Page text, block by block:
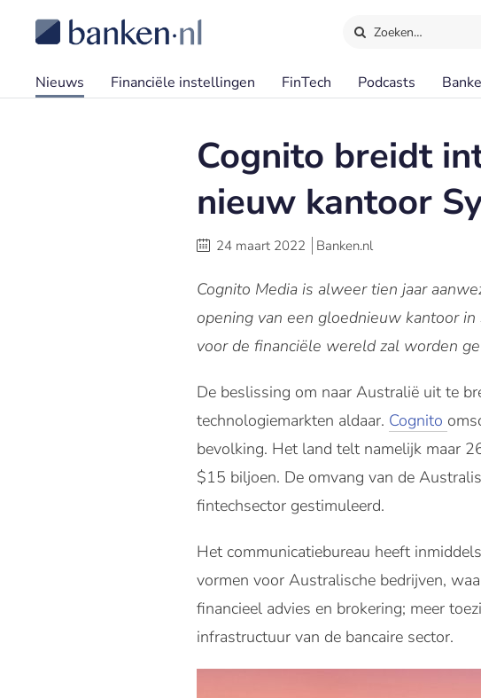
Zoeken…
Nieuws Financiële instellingen FinTech Podcasts
Cognito breidt
nieuw kantoor
24 maart 2022 Banken.nl
Cognito Media is alweer tien jaar
opening van een gloednieuw kantoor
voor de financiële wereld zal worden
De beslissing om naar Australië uit te
technologiemarkten aldaar. Cognito
bevolking. Het land telt namelijk maar
$15 biljoen. De omvang van de
fintechsector gestimuleerd.
Het communicatiebureau heeft
vormen voor Australische bedrijven,
financieel advies en brokering; meer
infrastructuur van de bancaire sector.